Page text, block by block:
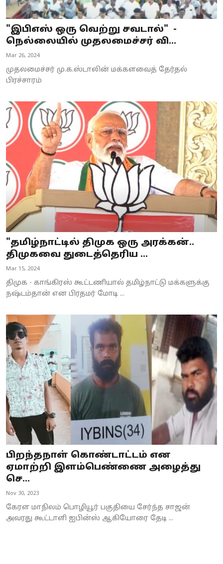
"இபிஎஸ் ஒரு வெற்று சவடால்" -
நெல்லையில் முதலமைச்சர் வி...
Mar 26, 2024
முதலமைச்சர் மு.க.ஸ்டாலின் மக்களவைத் தேர்தல்
பிரச்சாரம்
"தமிழ்நாட்டில் திமுக ஒரு அரக்கன்..
திமுகவை துடைத்தெரிய ...
Mar 15, 2024
திமுக - காங்கிரஸ் கூட்டணியால் தமிழ்நாட்டு மக்களுக்கு
நஷ்டம்தான் என பிரதமர் மோடி ...
பிறந்தநாள் கொண்டாட்டம் என
ஏமாற்றி இளம்பெண்ணை அழைத்து
செ...
Nov 30, 2023
கேரள மாநிலம் பொழியூர் பகுதியை சேர்ந்த சாஜன்
அவரது கூட்டாளி ஐபின்ஸ் ஆகியோரை தேடி ...